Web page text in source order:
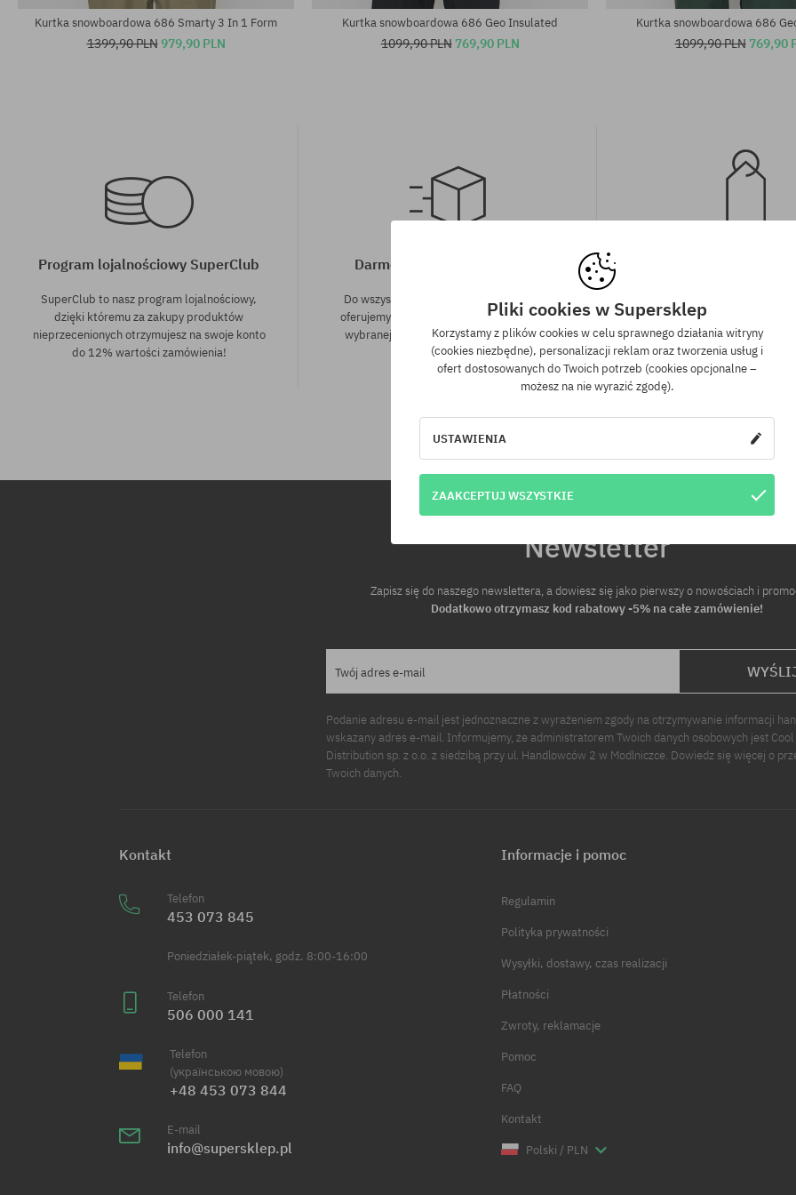
Kurtka snowboardowa 686 Smarty 3 In 1 Form
1399,90 PLN979,90 PLN
Kurtka snowboardowa 686 Geo Insulated
1099,90 PLN 769,90 PLN
Kurtka snowboardowa 686
1099,90 PLN 769,90
Program lojalnościowy SuperClub
SuperClub to nasz program lojalnościowy,
dzięki któremu za zakupy produktów
nieprzecenionych otrzymujesz na swoje konto
do 12% wartości zamówienia!
Darmowa wysyłka od 350 zł
Do wszystkich zamówień powyżej 350 zł
oferujemy wysyłkę GRATIS, niezależnie od
wybranej formy płatności i przewoźnika.
Gwarancja
Mamy najlepsze ceny, ale jeśli
znaleźć dokładnie ten sam
sklepie, w niższej cenie -
również obniżymy jego
Newsletter
Zapisz się do naszego newslettera, a dowiesz się jako pierwszy o nowościach i
Dodatkowo otrzymasz kod rabatowy -5% na całe zamówienie!
Twój adres e-mail
Podanie adresu e-mail jest jednoznaczne z wyrażeniem zgody na otrzymywanie informacji
wskazany adres e-mail. Informujemy, że administratorem Twoich danych osobowych jest Cool
Distribution sp. z o.o. z siedzibą przy ul. Handlowców 2 w Modlniczce. Dowiedz się więcej o
Twoich danych.
Kontakt
Telefon
453 073 845
Poniedziałek-piątek, godz. 8:00-16:00
Telefon
506 000 141
Telefon
(українською мовою)
+48 453 073 844
E-mail
info@supersklep.pl
Informacje i pomoc
Regulamin
Polityka prywatności
Wysyłki, dostawy, czas realizacji
Płatności
Zwroty, reklamacje
Pomoc
FAQ
Kontakt
Polski / PLN
Pliki cookies w Supersklep
Korzystamy z plików cookies w celu sprawnego działania witryny
(cookies niezbędne), personalizacji reklam oraz tworzenia usług i
ofert dostosowanych do Twoich potrzeb (cookies opcjonalne –
możesz na nie wyrazić zgodę).
USTAWIENIA
ZAAKCEPTUJ WSZYSTKIE